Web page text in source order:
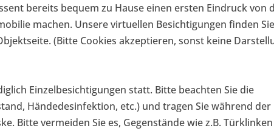
bereits bequem zu Hause einen ersten Eindruck von
machen. Unsere virtuellen Besichtigungen finden Sie
(Bitte Cookies akzeptieren, sonst keine
Einzelbesichtigungen statt. Bitte beachten Sie die
Händedesinfektion, etc.) und tragen Sie während der
Bitte vermeiden Sie es, Gegenstände wie z.B. Türklinken